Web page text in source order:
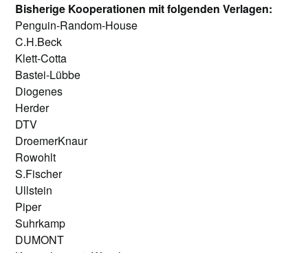
Bisherige Kooperationen mit folgenden Verlagen:
Penguin-Random-House
C.H.Beck
Klett-Cotta
Bastei-Lübbe
Diogenes
Herder
DTV
DroemerKnaur
Rowohlt
S.Fischer
Ullstein
Piper
Suhrkamp
DUMONT